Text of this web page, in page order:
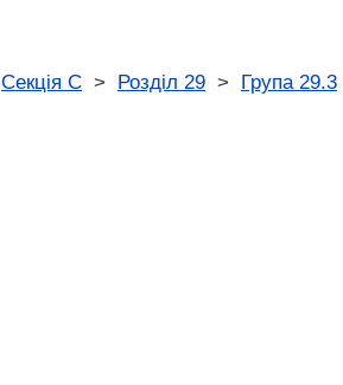
Секція C > Розділ 29 > Група 29.3